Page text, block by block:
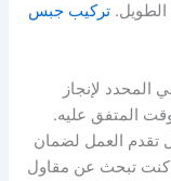
الطويل.تركيب جبس
المحدد لإنجاز
المتفق عليه.
تقدم العمل لضمان
كنت تبحث عن مقاول